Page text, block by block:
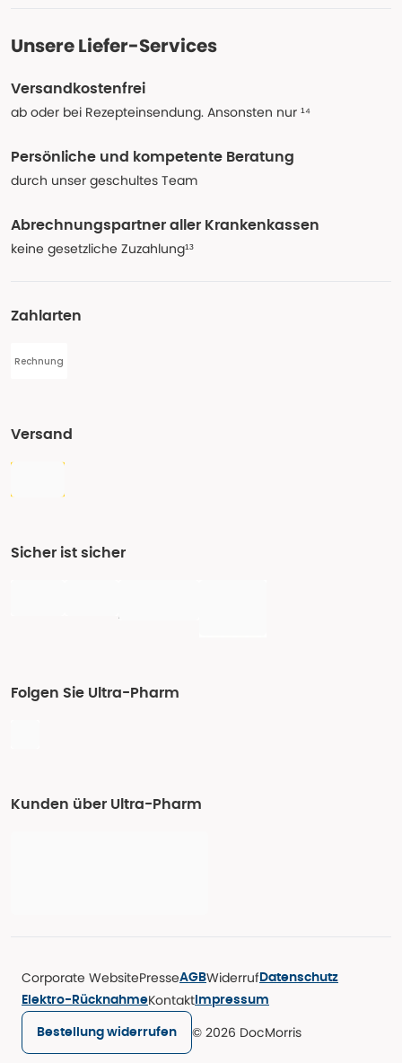
Unsere Liefer-Services
Versandkostenfrei
ab oder bei Rezepteinsendung. Ansonsten nur ¹⁴
Persönliche und kompetente Beratung
durch unser geschultes Team
Abrechnungspartner aller Krankenkassen
keine gesetzliche Zuzahlung¹³
Zahlarten
Rechnung
Versand
Sicher ist sicher
Folgen Sie Ultra-Pharm
Kunden über Ultra-Pharm
Corporate WebsitePresseAGBWiderruf Datenschutz
Elektro-RücknahmeKontakt Impressum
Bestellung widerrufen © 2026 DocMorris